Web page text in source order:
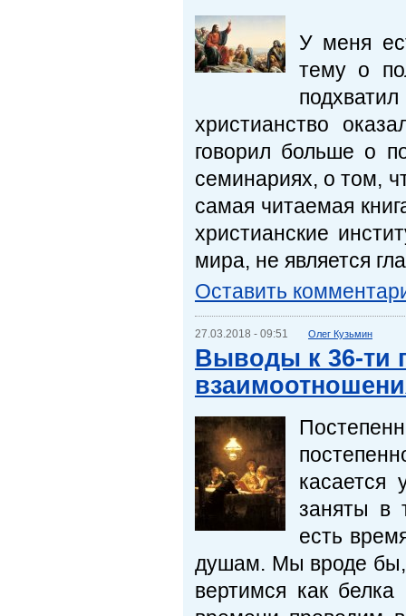
У меня
тему о
христианство
говорил больше о
семинариях, о том,
самая читаемая
христианские
мира, не является
Оставить
27.03.2018 - 09:51 Олег Кузьмин
Выводы к 36-ти
заняты в
есть
душам. Мы вроде бы,
вертимся как